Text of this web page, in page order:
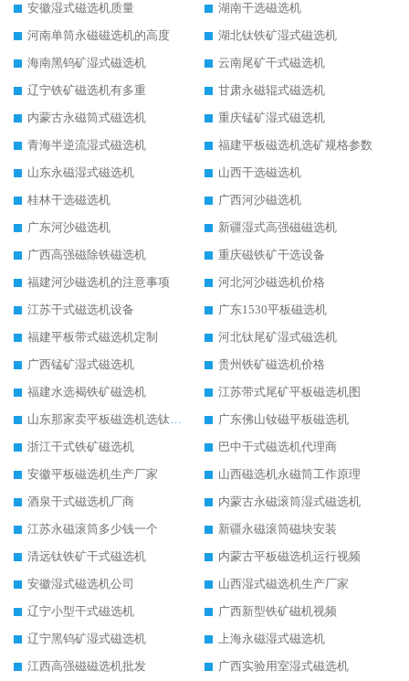
安徽湿式磁选机质量
湖南干选磁选机
河南单筒永磁磁选机的高度
湖北钛铁矿湿式磁选机
海南黑钨矿湿式磁选机
云南尾矿干式磁选机
辽宁铁矿磁选机有多重
甘肃永磁辊式磁选机
内蒙古永磁筒式磁选机
重庆锰矿湿式磁选机
青海半逆流湿式磁选机
福建平板磁选机选矿规格参数
山东永磁湿式磁选机
山西干选磁选机
桂林干选磁选机
广西河沙磁选机
广东河沙磁选机
新疆湿式高强磁磁选机
广西高强磁除铁磁选机
重庆磁铁矿干选设备
福建河沙磁选机的注意事项
河北河沙磁选机价格
江苏干式磁选机设备
广东1530平板磁选机
福建平板带式磁选机定制
河北钛尾矿湿式磁选机
广西锰矿湿式磁选机
贵州铁矿磁选机价格
福建水选褐铁矿磁选机
江苏带式尾矿平板磁选机图
山东那家卖平板磁选机选钛矿用
广东佛山钕磁平板磁选机
浙江干式铁矿磁选机
巴中干式磁选机代理商
安徽平板磁选机生产厂家
山西磁选机永磁筒工作原理
酒泉干式磁选机厂商
内蒙古永磁滚筒湿式磁选机
江苏永磁滚筒多少钱一个
新疆永磁滚筒磁块安装
清远钛铁矿干式磁选机
内蒙古平板磁选机运行视频
安徽湿式磁选机公司
山西湿式磁选机生产厂家
辽宁小型干式磁选机
广西新型铁矿磁机视频
辽宁黑钨矿湿式磁选机
上海永磁湿式磁选机
江西高强磁磁选机批发
广西实验用室湿式磁选机